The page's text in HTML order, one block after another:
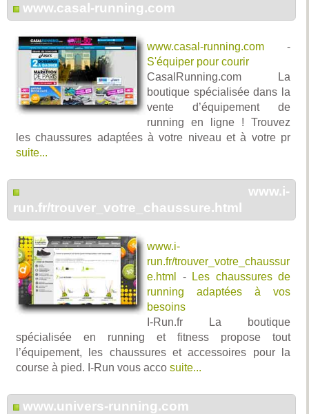
www.casal-running.com
www.casal-running.com -
S'équiper pour courir
CasalRunning.com La
boutique spécialisée dans la
vente d’équipement de
running en ligne ! Trouvez
les chaussures adaptées à votre niveau et à votre pr
suite...
www.i-
run.fr/trouver_votre_chaussure.html
www.i-
run.fr/trouver_votre_chaussur
e.html
-
Les chaussures de
running adaptées à vos
besoins
I-Run.fr La boutique
spécialisée en running et fitness propose tout
l’équipement, les chaussures et accessoires pour la
course à pied. I-Run vous acco suite...
www.univers-running.com